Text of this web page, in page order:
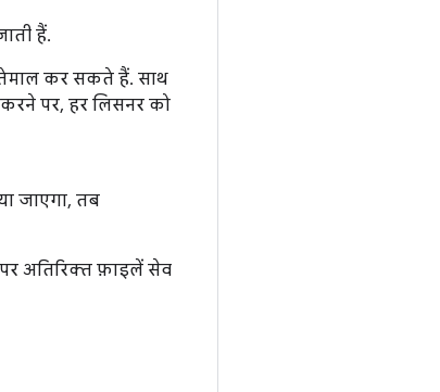
हैं.
कर सकते हैं. साथ
पर, हर लिसनर को
जाएगा, तब
अतिरिक्त फ़ाइलें सेव